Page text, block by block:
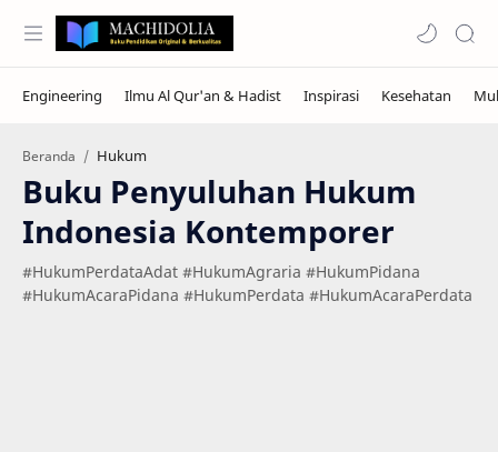
Beranda Hukum
Buku Penyuluhan Hukum
Indonesia Kontemporer
#HukumPerdataAdat #HukumAgraria #HukumPidana
#HukumAcaraPidana #HukumPerdata #HukumAcaraPerdata